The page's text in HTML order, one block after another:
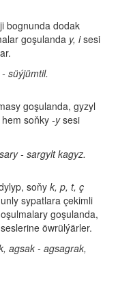
bognunda dodak
goşulanda y, isesi
süýjümtil.
goşulanda, gyzyl
soňky-ysesi
- sargylt kagyz.
soňy k, p, t, ç
sypatlara çekimli
goşulanda,
öwrülýärler.
agsak - agsagrak,